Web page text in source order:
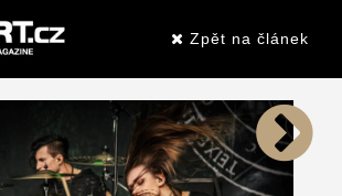
Zpět na článek